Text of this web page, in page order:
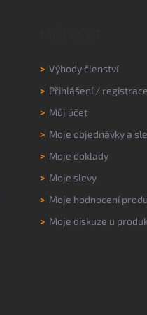
> Výhody členství
> Přihlášení/
> Můj účet
> Moje objednávky a
> Moje doklady
> Moje slevy
> Moje hodnocení
> Moje diskuze u